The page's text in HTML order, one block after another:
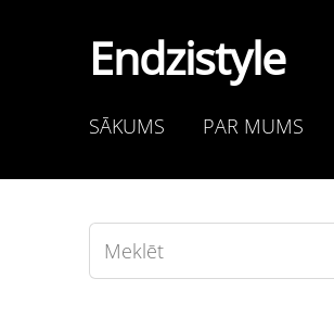
Endzistyle
SĀKUMS PAR MUMS